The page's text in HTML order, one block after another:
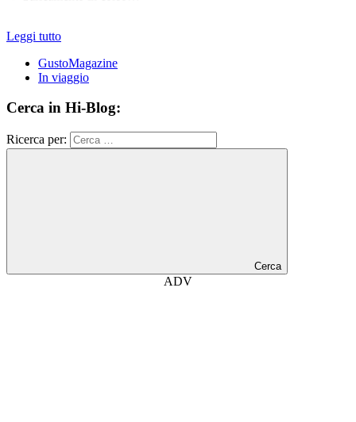
Leggi tutto
GustoMagazine
In viaggio
Cerca in Hi-Blog:
Ricerca per:
Cerca
ADV